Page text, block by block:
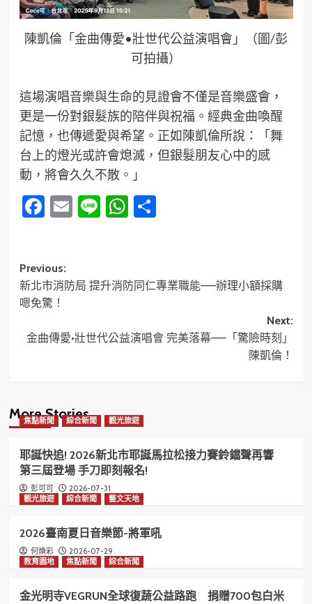
陳凱倫「金曲傳愛•壯世代公益演唱會」（圖/彭
可拍攝）
這場演唱音樂與生命的見證會不僅是音樂盛會，
更是一份對銀髮族的陪伴與祝福。經典金曲喚醒
記憶，也傳遞愛與希望。正如陳凱倫所說：「舞
台上的燈光或許會熄滅，但銀髮朋友心中的感
動，將會久久不散。」
Facebook
Email
LineWhatsApp
分
Post
navigation
Previous:
新北市消防局 提升消防同仁專業職能——辦理小額採購
嗯免驚！
Next:
金曲傳愛•壯世代公益演唱會 完美落幕——「驚險時刻」
陳凱倫！
More Stories
焦點新聞 綜合新聞 觀光旅遊
耶誕快追! 2026新北市耶誕馬拉松接力賽鈴鐺聲再響
第三屆登場 手刀即刻報名!
彭可可
2026-07-31
觀光旅遊
綜合新聞 藝文天地
2026臺南夏日音樂節-將軍吼
何煥彩
2026-07-29
教育園地
焦點新聞 綜合新聞
金光明寺VEGRUN全球復蔬公益路跑 捐贈700包白米